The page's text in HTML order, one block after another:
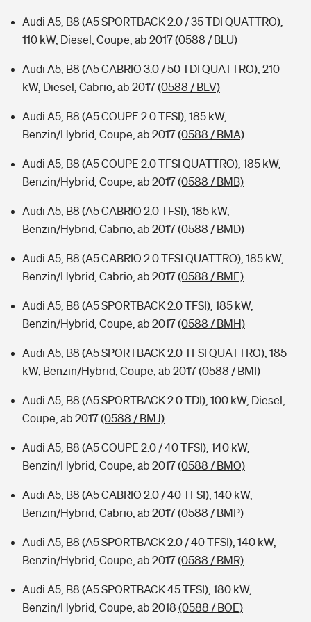
Audi A5, B8 (A5 SPORTBACK 2.0 / 35 TDI QUATTRO),
110 kW, Diesel, Coupe, ab 2017(0588 / BLU)
Audi A5, B8 (A5 CABRIO 3.0 / 50 TDI QUATTRO), 210
kW, Diesel, Cabrio, ab 2017(0588 / BLV)
Audi A5, B8 (A5 COUPE 2.0 TFSI), 185 kW,
Benzin/Hybrid, Coupe, ab 2017(0588 / BMA)
Audi A5, B8 (A5 COUPE 2.0 TFSI QUATTRO), 185 kW,
Benzin/Hybrid, Coupe, ab 2017(0588 / BMB)
Audi A5, B8 (A5 CABRIO 2.0 TFSI), 185 kW,
Benzin/Hybrid, Cabrio, ab 2017(0588 / BMD)
Audi A5, B8 (A5 CABRIO 2.0 TFSI QUATTRO), 185 kW,
Benzin/Hybrid, Cabrio, ab 2017(0588 / BME)
Audi A5, B8 (A5 SPORTBACK 2.0 TFSI), 185 kW,
Benzin/Hybrid, Coupe, ab 2017(0588 / BMH)
Audi A5, B8 (A5 SPORTBACK 2.0 TFSI QUATTRO), 185
kW, Benzin/Hybrid, Coupe, ab 2017(0588 / BMI)
Audi A5, B8 (A5 SPORTBACK 2.0 TDI), 100 kW, Diesel,
Coupe, ab 2017(0588 / BMJ)
Audi A5, B8 (A5 COUPE 2.0 / 40 TFSI), 140 kW,
Benzin/Hybrid, Coupe, ab 2017(0588 / BMO)
Audi A5, B8 (A5 CABRIO 2.0 / 40 TFSI), 140 kW,
Benzin/Hybrid, Cabrio, ab 2017(0588 / BMP)
Audi A5, B8 (A5 SPORTBACK 2.0 / 40 TFSI), 140 kW,
Benzin/Hybrid, Coupe, ab 2017(0588 / BMR)
Audi A5, B8 (A5 SPORTBACK 45 TFSI), 180 kW,
Benzin/Hybrid, Coupe, ab 2018 (0588 / BOE)